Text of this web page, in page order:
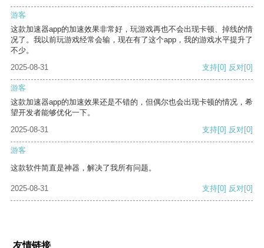
游客
这款加速器app的加速效果非常好，玩游戏再也不会出现卡顿、掉线的情
况了。我以前玩游戏经常会输，现在有了这个app，我的游戏水平提升了
不少。
2025-08-31
支持[0] 反对[0]
游客
这款加速器app的加速效果还是不错的，但偶尔也会出现卡顿的情况，希
望开发者能够优化一下。
2025-08-31
支持[0] 反对[0]
游客
这款软件简直是神器，解决了我所有问题。
2025-08-31 支持[0] 反对[0]
友情链接